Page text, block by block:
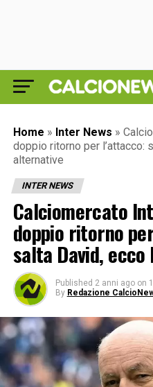
Home » Inter News »
doppio ritorno per l’attacco:
alternative
INTER NEWS
Calciomercato
doppio ritorno
salta David,
Published 2 anni ago on
By Redazione